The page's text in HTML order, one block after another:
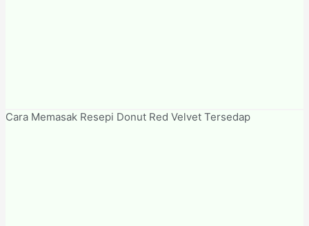
Cara Memasak Resepi Donut Red Velvet Tersedap